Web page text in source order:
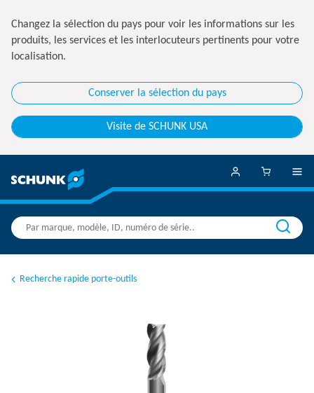
Changez la sélection du pays pour voir les informations sur les
produits, les services et les interlocuteurs pertinents pour votre
localisation.
Conserver la sélection du pays
Visite de SCHUNK USA
Recherche rapide porte-outils